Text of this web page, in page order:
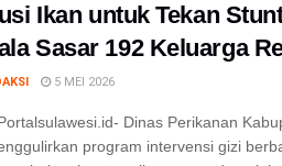
Ikan untuk Tekan
Sasar 192 Keluarga
5 MEI 2026
Dinas Perikanan
program intervensi gizi